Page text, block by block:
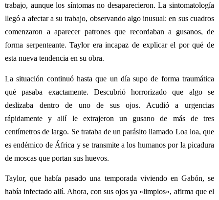
trabajo, aunque los síntomas no desaparecieron. La sintomatología
llegó a afectar a su trabajo, observando algo inusual: en sus cuadros
comenzaron a aparecer patrones que recordaban a gusanos, de
forma serpenteante. Taylor era incapaz de explicar el por qué de
esta nueva tendencia en su obra.
La situación continuó hasta que un día supo de forma traumática
qué pasaba exactamente. Descubrió horrorizado que algo se
deslizaba dentro de uno de sus ojos. Acudió a urgencias
rápidamente y allí le extrajeron un gusano de más de tres
centímetros de largo. Se trataba de un parásito llamado Loa loa, que
es endémico de África y se transmite a los humanos por la picadura
de moscas que portan sus huevos.
Taylor, que había pasado una temporada viviendo en Gabón, se
había infectado allí. Ahora, con sus ojos ya «limpios», afirma que el